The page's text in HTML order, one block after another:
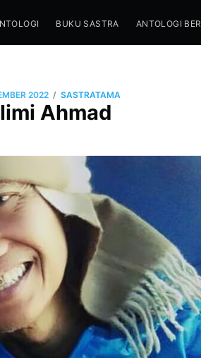
BUKU SASTRA ANTOLOGI
2022 / SASTRATAMA
Ahmad